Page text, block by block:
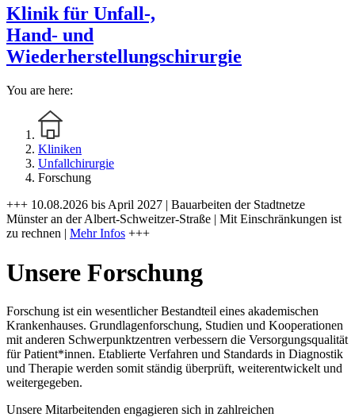
Klinik für Unfall-,
Hand- und
Wiederherstellungschirurgie
You are here:
Kliniken
Unfallchirurgie
Forschung
+++ 10.08.2026 bis April 2027 | Bauarbeiten der Stadtnetze
Münster an der Albert-Schweitzer-Straße | Mit Einschränkungen ist
zu rechnen | Mehr Infos +++
Unsere Forschung
Forschung ist ein wesentlicher Bestandteil eines akademischen
Krankenhauses. Grundlagenforschung, Studien und Kooperationen
mit anderen Schwerpunktzentren verbessern die Versorgungsqualität
für Patient*innen. Etablierte Verfahren und Standards in Diagnostik
und Therapie werden somit ständig überprüft, weiterentwickelt und
weitergegeben.
Unsere Mitarbeitenden engagieren sich in zahlreichen